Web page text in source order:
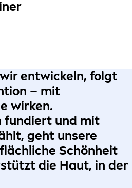
entwickeln, folgt
– mit
wirken.
fundiert und mit
, geht unsere
Schönheit
die Haut, in der